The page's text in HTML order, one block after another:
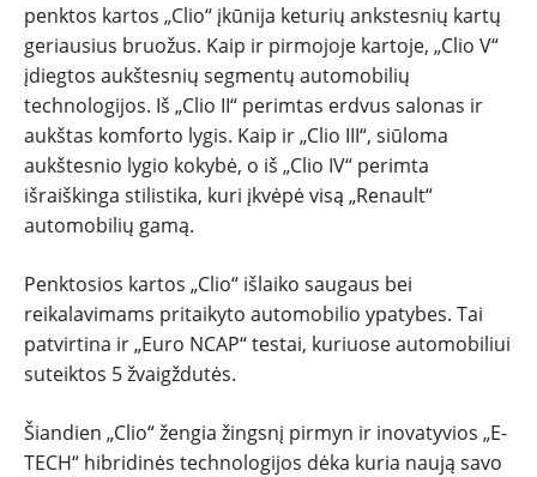
penktos kartos „Clio“ įkūnija keturių ankstesnių kartų
geriausius bruožus. Kaip ir pirmojoje kartoje, „Clio V“
įdiegtos aukštesnių segmentų automobilių
technologijos. Iš „Clio II“ perimtas erdvus salonas ir
aukštas komforto lygis. Kaip ir „Clio III“, siūloma
aukštesnio lygio kokybė, o iš „Clio IV“ perimta
išraiškinga stilistika, kuri įkvėpė visą „Renault“
automobilių gamą.
Penktosios kartos „Clio“ išlaiko saugaus bei
reikalavimams pritaikyto automobilio ypatybes. Tai
patvirtina ir „Euro NCAP“ testai, kuriuose automobiliui
suteiktos 5 žvaigždutės.
Šiandien „Clio“ žengia žingsnį pirmyn ir inovatyvios „E-
TECH“ hibridinės technologijos dėka kuria naują savo